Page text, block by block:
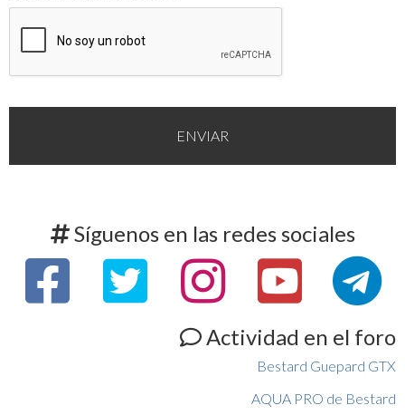
Síguenos en las redes sociales
Actividad en el foro
Bestard Guepard GTX
AQUA PRO de Bestard